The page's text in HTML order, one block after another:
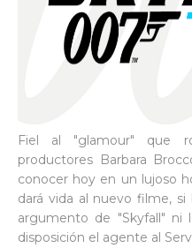
Fiel al "glamour" que
productores Barbara
conocer hoy en un lujoso
dará vida al nuevo filme,
argumento de "Skyfall" ni
disposición el agente al